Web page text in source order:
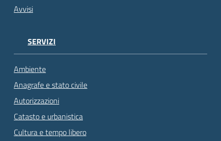
Avvisi
SERVIZI
Ambiente
Anagrafe e stato civile
Autorizzazioni
Catasto e urbanistica
Cultura e tempo libero